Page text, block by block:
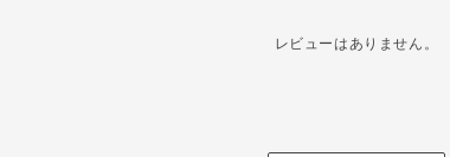
レビューはありません。